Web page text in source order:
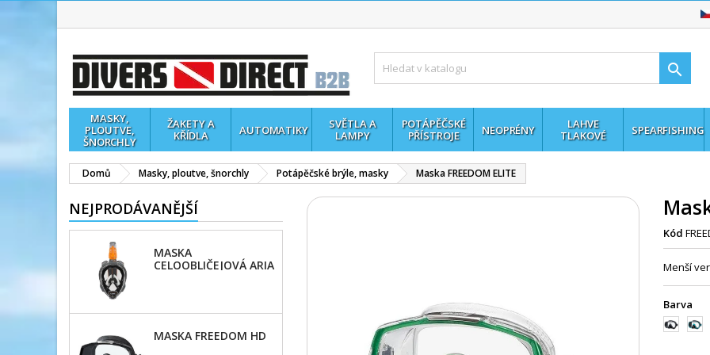

MASKY,
PLOUTVE,
ŠNORCHLY
ŽAKETY A
KŘÍDLA
AUTOMATIKY
SVĚTLA A
LAMPY
POTÁPĚČSKÉ
PŘÍSTROJE
NEOPRÉNY
LAHVE
TLAKOVÉ
SPEARFISHING
Domů Masky, ploutve, šnorchly Potápěčské brýle, masky Maska FREEDOM ELITE
NEJPRODÁVANĚJŠÍ
MASKA
CELOOBLIČEJOVÁ ARIA
MASKA FREEDOM HD
Kód
Menší
Barva
černá/